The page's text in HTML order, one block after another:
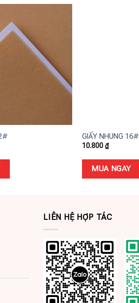
wishlist
GIẤY NHUNG 16#
10.800 ₫
MUA NGAY
LIÊN HỆ HỢP TÁC